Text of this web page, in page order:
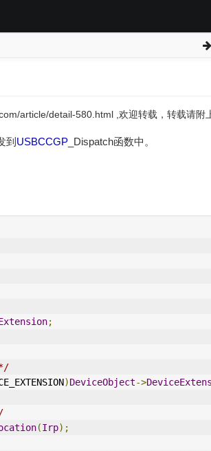
article/detail-580.html ,欢迎转载，转载请附
到 USBCCGP_Dispatch函数中。
;
)DeviceObject->
(Irp);